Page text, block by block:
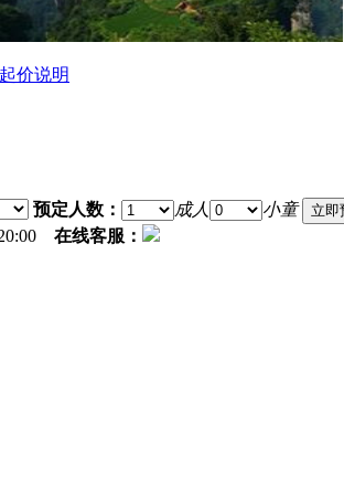
价说明
预定人数： 成人
小童
在线客服：